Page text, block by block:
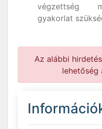
végzettség
gyakorlat
Az alábbi
lehetőség